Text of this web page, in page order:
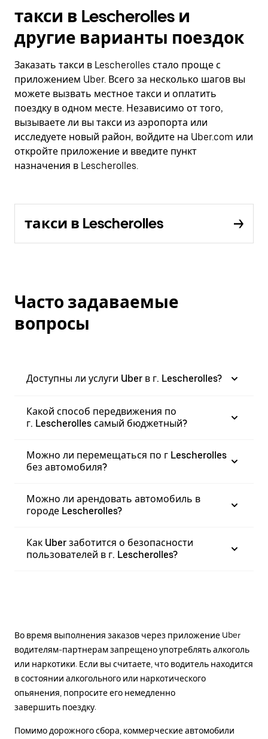
такси в Lescherolles и
другие варианты поездок
Заказать такси в Lescherolles стало проще с
приложением Uber. Всего за несколько шагов вы
можете вызвать местное такси и оплатить
поездку в одном месте. Независимо от того,
вызываете ли вы такси из аэропорта или
исследуете новый район, войдите на Uber.com или
откройте приложение и введите пункт
назначения в Lescherolles.
такси в Lescherolles
Часто задаваемые
вопросы
Доступны ли услуги Uber в г. Lescherolles?
Какой способ передвижения по
г. Lescherolles самый бюджетный?
Можно ли перемещаться по г Lescherolles
без автомобиля?
Можно ли арендовать автомобиль в
городе Lescherolles?
Как Uber заботится о безопасности
пользователей в г. Lescherolles?
Во время выполнения заказов через приложение Uber
водителям-партнерам запрещено употреблять алкоголь
или наркотики. Если вы считаете, что водитель находится
в состоянии алкогольного или наркотического
опьянения, попросите его немедленно
завершить поездку.
Помимо дорожного сбора, коммерческие автомобили